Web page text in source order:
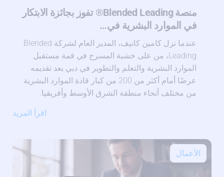
منصة Blended Leading® تفوز بجائزة الابتكار
في الموارد البشرية في…
عندما نزل كامين كانيف، المدير العام لشركة Blended
Leading، من على خشبة المسرح في قمة مستقبل
الموارد البشرية والتعلم والتطوير في دبي بعد تقديمه
عرضًا أمام أكثر من 200 من كبار قادة الموارد البشرية
من مختلف أنحاء منطقة الشرق الأوسط وأفريقيا.
اقرأ المزيد
الأعمال